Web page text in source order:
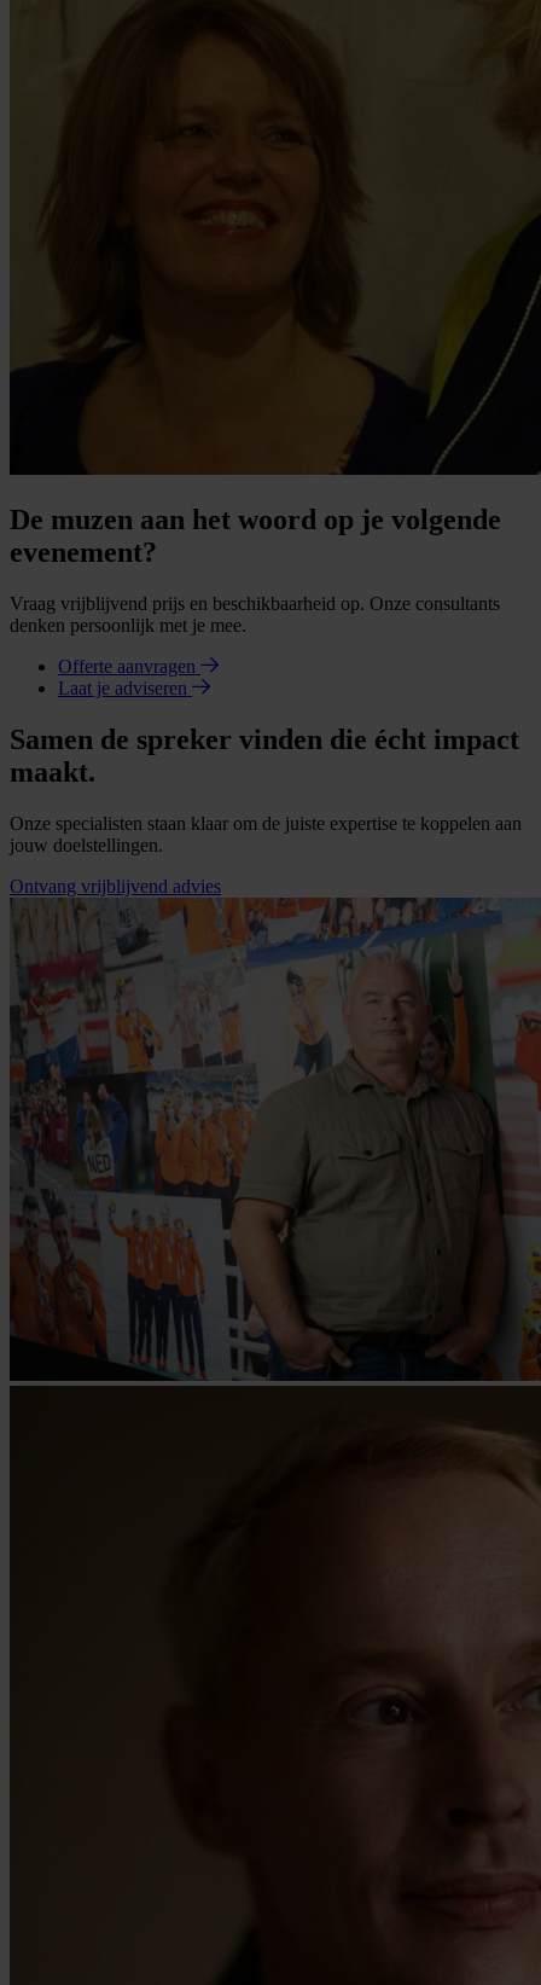
De muzen aan het woord op je volgende
evenement?
Vraag vrijblijvend prijs en beschikbaarheid op. Onze consultants
denken persoonlijk met je mee.
Offerte aanvragen
Laat je adviseren
Samen de spreker vinden die écht impact
maakt.
Onze specialisten staan klaar om de juiste expertise te koppelen aan
jouw doelstellingen.
Ontvang vrijblijvend advies